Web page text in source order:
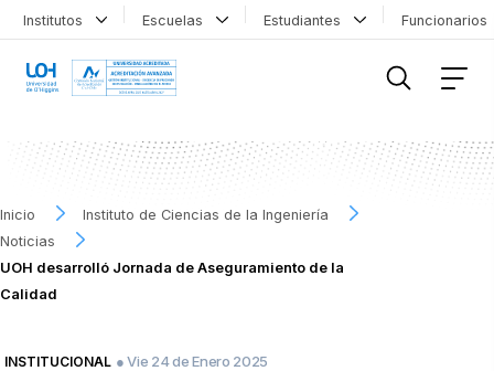
Institutos Escuelas Estudiantes
Inicio
Instituto de Ciencias de la Ingeniería
Noticias
UOH desarrolló Jornada de Aseguramiento de la
Calidad
INSTITUCIONAL ● Vie 24 de Enero 2025